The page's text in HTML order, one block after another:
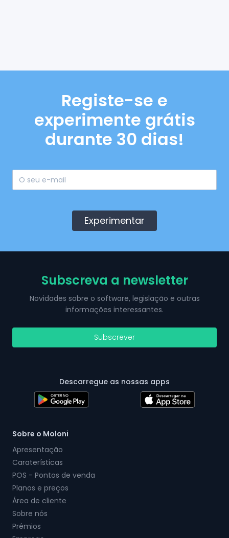
Registe-se e
experimente grátis
durante 30 dias!
Experimentar
Subscreva a newsletter
Novidades sobre o software, legislação e outras
informações interessantes.
Subscrever
Descarregue as nossas apps
Sobre o Moloni
Apresentação
Caraterísticas
POS - Pontos de venda
Planos e preços
Área de cliente
Sobre nós
Prémios